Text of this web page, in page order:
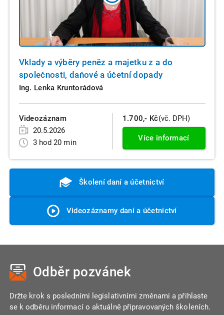
Vklady a výběry peněz a majetku z a do
společnosti, daňové a účetní dopady
Ing. Lenka Kruntorádová
Videozáznam
20.5.2026
3 hod 20 min
1.700,- Kč(vč. DPH)
Více informací
Školení daní a účetnictví
Videozáznamy daní a účetnictví
Odběr pozvánek
Držte krok s posledními legislativními změnami a přihlaste
se k odběru informací o aktuálně připravovaných školeních.